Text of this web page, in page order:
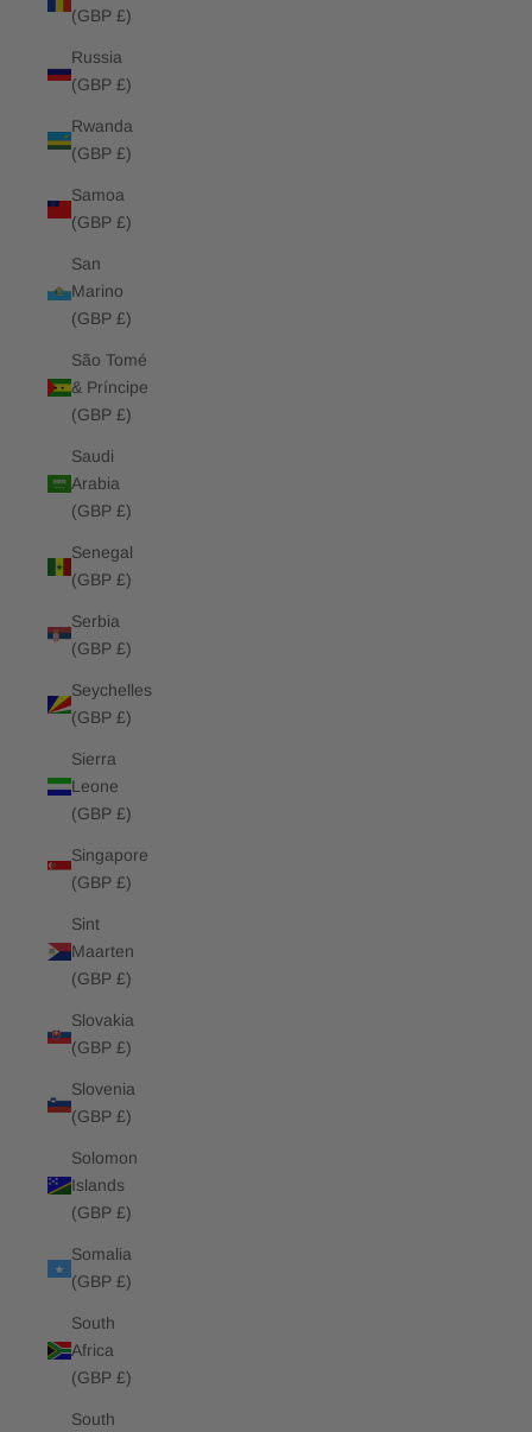
(GBP £)
Russia
(GBP £)
Rwanda
(GBP £)
Samoa
(GBP £)
San
Marino
(GBP £)
São Tomé
& Príncipe
(GBP £)
Saudi
Arabia
(GBP £)
Senegal
(GBP £)
Serbia
(GBP £)
Seychelles
(GBP £)
Sierra
Leone
(GBP £)
Singapore
(GBP £)
Sint
Maarten
(GBP £)
Slovakia
(GBP £)
Slovenia
(GBP £)
Solomon
Islands
(GBP £)
Somalia
(GBP £)
South
Africa
(GBP £)
South